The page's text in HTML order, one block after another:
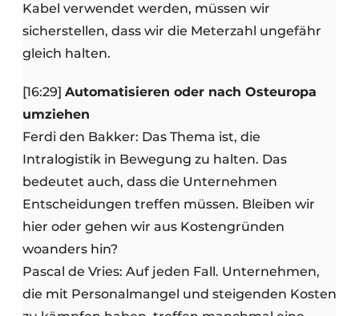
Kabel verwendet werden, müssen wir
sicherstellen, dass wir die Meterzahl ungefähr
gleich halten.
[16:29] Automatisieren oder nach Osteuropa
umziehen
Ferdi den Bakker: Das Thema ist, die
Intralogistik in Bewegung zu halten. Das
bedeutet auch, dass die Unternehmen
Entscheidungen treffen müssen. Bleiben wir
hier oder gehen wir aus Kostengründen
woanders hin?
Pascal de Vries: Auf jeden Fall. Unternehmen,
die mit Personalmangel und steigenden Kosten